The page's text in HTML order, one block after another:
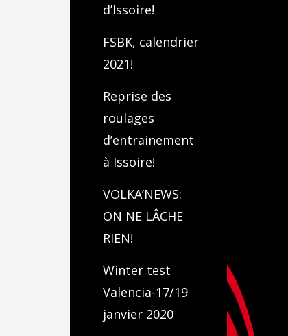
d’Issoire!
FSBK, calendrier
2021!
Reprise des
roulages
d’entrainement
à Issoire!
VOLKA’NEWS:
ON NE LÂCHE
RIEN!
Winter test
Valencia-17/19
janvier 2020